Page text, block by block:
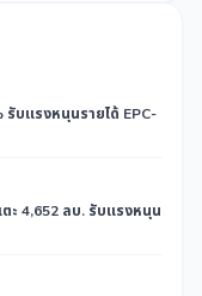
รับแรงหนุนรายได้ EPC-
ะ 4,652 ลบ. รับแรงหนุน